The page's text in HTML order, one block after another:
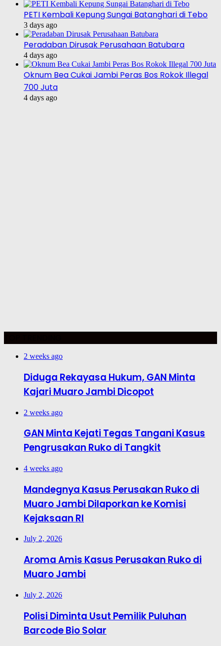
PETI Kembali Kepung Sungai Batanghari di Tebo
3 days ago
Peradaban Dirusak Perusahaan Batubara
4 days ago
Oknum Bea Cukai Jambi Peras Bos Rokok Illegal
700 Juta
4 days ago
2 weeks ago
Diduga Rekayasa Hukum, GAN Minta
Kajari Muaro Jambi Dicopot
2 weeks ago
GAN Minta Kejati Tegas Tangani Kasus
Pengrusakan Ruko di Tangkit
4 weeks ago
Mandegnya Kasus Perusakan Ruko di
Muaro Jambi Dilaporkan ke Komisi
Kejaksaan RI
July 2, 2026
Aroma Amis Kasus Perusakan Ruko di
Muaro Jambi
July 2, 2026
Polisi Diminta Usut Pemilik Puluhan
Barcode Bio Solar